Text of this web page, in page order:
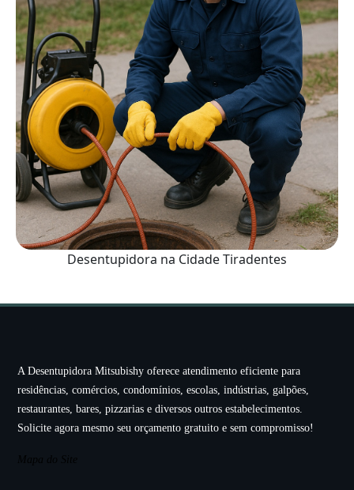
Desentupidora na Cidade Tiradentes
A Desentupidora Mitsubishy oferece atendimento eficiente para
residências, comércios, condomínios, escolas, indústrias, galpões,
restaurantes, bares, pizzarias e diversos outros estabelecimentos.
Solicite agora mesmo seu orçamento gratuito e sem compromisso!
Mapa do Site